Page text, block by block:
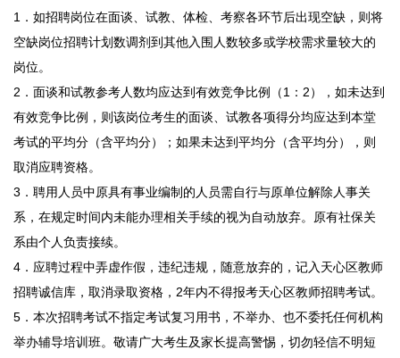
1．如招聘岗位在面谈、试教、体检、考察各环节后出现空缺，则将
空缺岗位招聘计划数调剂到其他入围人数较多或学校需求量较大的
岗位。
2．面谈和试教参考人数均应达到有效竞争比例（1：2），如未达到
有效竞争比例，则该岗位考生的面谈、试教各项得分均应达到本堂
考试的平均分（含平均分）；如果未达到平均分（含平均分），则
取消应聘资格。
3．聘用人员中原具有事业编制的人员需自行与原单位解除人事关
系，在规定时间内未能办理相关手续的视为自动放弃。原有社保关
系由个人负责接续。
4．应聘过程中弄虚作假，违纪违规，随意放弃的，记入天心区教师
招聘诚信库，取消录取资格，2年内不得报考天心区教师招聘考试。
5．本次招聘考试不指定考试复习用书，不举办、也不委托任何机构
举办辅导培训班。敬请广大考生及家长提高警惕，切勿轻信不明短